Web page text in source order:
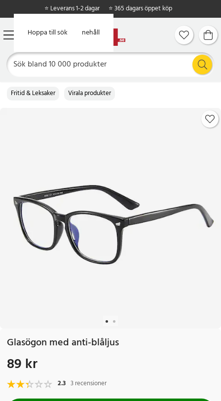
Hoppa till huvudinnehåll
Hoppa till sök
⭐ Leverans 1-2 dagar ⭐ 365 dagars öppet köp
Fritid & Leksaker Virala produkter
Glasögon med anti-blåljus
Pris: 89 kr
89 kr
2.3 3 recensioner